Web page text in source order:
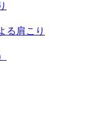
る肩こり